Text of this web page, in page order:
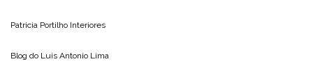
Patricia Portilho Interiores
Blog do Luis Antonio Lima